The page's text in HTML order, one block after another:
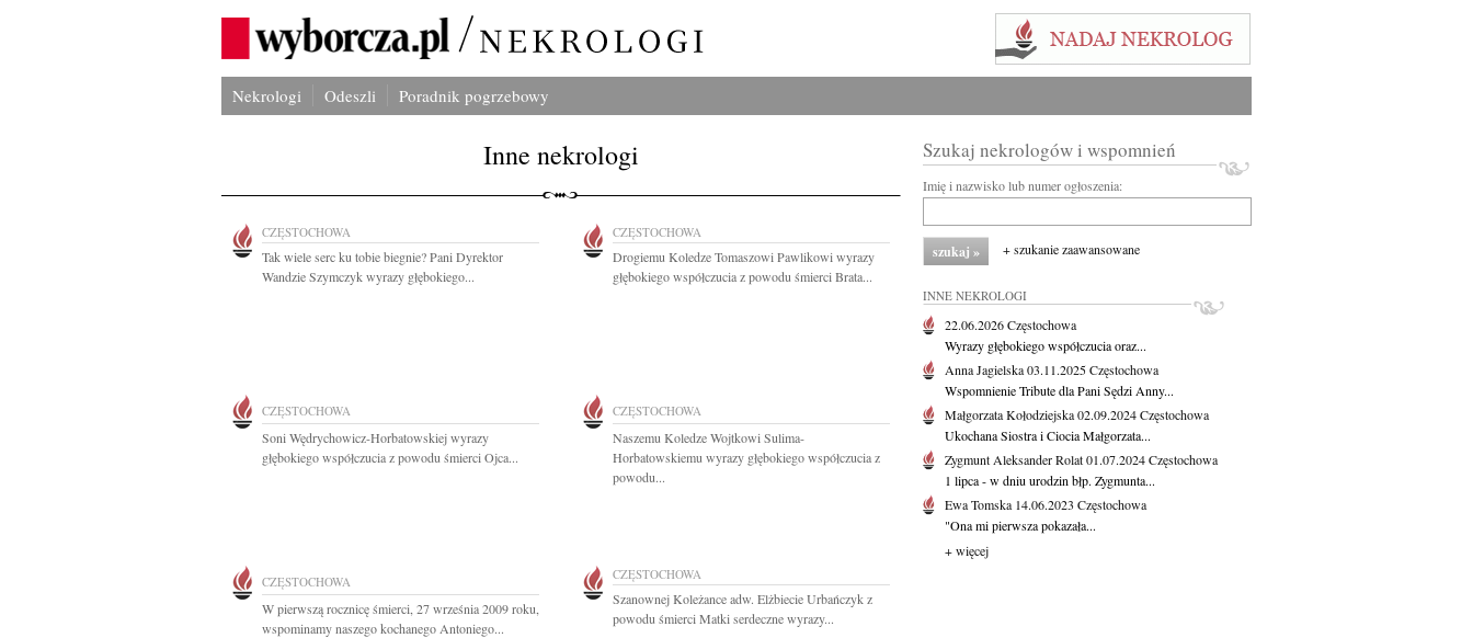
Nekrologi Odeszli Poradnik pogrzebowy
Inne nekrologi
CZĘSTOCHOWA
Tak wiele serc ku tobie biegnie? Pani Dyrektor
Wandzie Szymczyk wyrazy głębokiego...
CZĘSTOCHOWA
Drogiemu Koledze Tomaszowi Pawlikowi wyrazy
głębokiego współczucia z powodu śmierci Brata...
CZĘSTOCHOWA
Soni Wędrychowicz-Horbatowskiej wyrazy
głębokiego współczucia z powodu śmierci Ojca...
CZĘSTOCHOWA
Naszemu Koledze Wojtkowi Sulima-
Horbatowskiemu wyrazy głębokiego współczucia z
powodu...
CZĘSTOCHOWA
W pierwszą rocznicę śmierci, 27 września 2009 roku,
wspominamy naszego kochanego Antoniego...
CZĘSTOCHOWA
Szanownej Koleżance adw. Elżbiecie Urbańczyk z
powodu śmierci Matki serdeczne wyrazy...
Szukaj nekrologów i wspomnień
Imię i nazwisko lub numer ogłoszenia:
+ szukanie zaawansowane
INNE NEKROLOGI
22.06.2026Częstochowa
Wyrazy głębokiego współczucia oraz...
Anna Jagielska03.11.2025Częstochowa
Wspomnienie Tribute dla Pani Sędzi Anny...
Małgorzata Kołodziejska02.09.2024Częstochowa
Ukochana Siostra i Ciocia Małgorzata...
Zygmunt Aleksander Rolat01.07.2024Częstochowa
1 lipca - w dniu urodzin błp. Zygmunta...
Ewa Tomska 14.06.2023 Częstochowa
"Ona mi pierw­sza po­ka­za­ła...
+ więcej